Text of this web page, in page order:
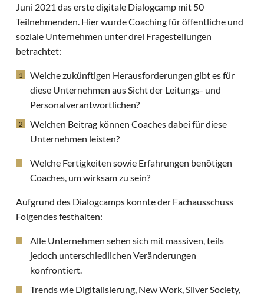
Juni 2021 das erste digitale Dialogcamp mit 50
Teilnehmenden. Hier wurde Coaching für öffentliche und
soziale Unternehmen unter drei Fragestellungen
betrachtet:
Welche zukünftigen Herausforderungen gibt es für
diese Unternehmen aus Sicht der Leitungs- und
Personalverantwortlichen?
Welchen Beitrag können Coaches dabei für diese
Unternehmen leisten?
Welche Fertigkeiten sowie Erfahrungen benötigen
Coaches, um wirksam zu sein?
Aufgrund des Dialogcamps konnte der Fachausschuss
Folgendes festhalten:
Alle Unternehmen sehen sich mit massiven, teils
jedoch unterschiedlichen Veränderungen
konfrontiert.
Trends wie Digitalisierung, New Work, Silver Society,